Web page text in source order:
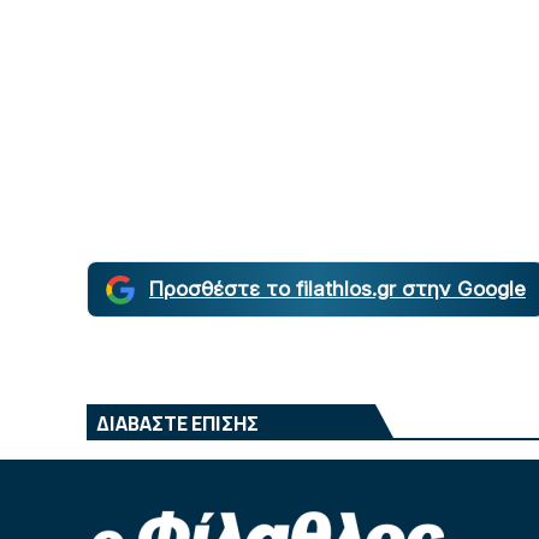
Προσθέστε το filathlos.gr στην Google
ΔΙΑΒΑΣΤΕ ΕΠΙΣΗΣ